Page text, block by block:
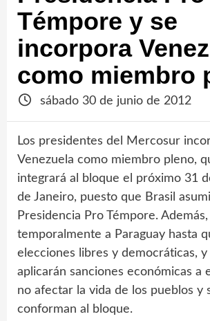
Témpore y se
incorpora
como miembro
sábado 30 de junio de 2012
Los presidentes del Mercosur
Venezuela como miembro pleno,
integrará al bloque el próximo 31
de Janeiro, puesto que Brasil
Presidencia Pro Témpore.
temporalmente a Paraguay hasta
elecciones libres y democráticas, y
aplicarán sanciones económicas a
no afectar la vida de los pueblos y
conforman al bloque.